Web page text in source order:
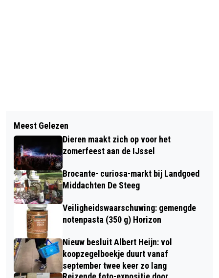
GROOT AFSCHEID VOOR DOMINEE
FRANS ORT IN DIEREN
HELP DE JONGE EGELS: LET DEZE
ZOMER EXTRA OP BIJ
TUINWERKZAAMHEDEN
Meest Gelezen
Dieren maakt zich op voor het
zomerfeest aan de IJssel
Brocante- curiosa-markt bij Landgoed
Middachten De Steeg
Veiligheidswaarschuwing: gemengde
notenpasta (350 g) Horizon
Nieuw besluit Albert Heijn: vol
koopzegelboekje duurt vanaf
september twee keer zo lang